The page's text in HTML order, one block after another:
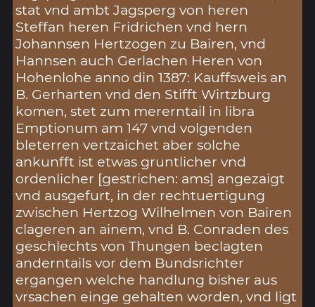
stat vnd ambt Jagsperg von heren
Steffan heren Fridrichen vnd hern
Johannsen Hertzogen zu Bairen, vnd
Hannsen auch Gerlachen Heren von
Hohenlohe anno din 1387: Kauffsweis an
B. Gerharten vnd den Stifft Wirtzburg
komen, stet zum mererntail in libra
Emptionum am 147 vnd volgenden
bleterren vertzaichet aber solche
ankunfft ist etwas gruntlicher vnd
ordenlicher [gestrichen: ams] angezaigt
vnd ausgefurt, in der rechtuertigung
zwischen Hertzog Wilhelmen von Bairen
clageren an ainem, vnd B. Conraden des
geschlechts von Thungen beclagten
anderntails vor dem Bundsrichter
ergangen welche handlung bisher aus
vrsachen einge gehalten worden, vnd ligt